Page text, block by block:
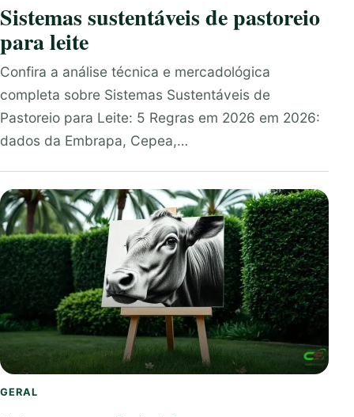
Sistemas sustentáveis de pastoreio
para leite
Confira a análise técnica e mercadológica
completa sobre Sistemas Sustentáveis de
Pastoreio para Leite: 5 Regras em 2026 em 2026:
dados da Embrapa, Cepea,…
GERAL